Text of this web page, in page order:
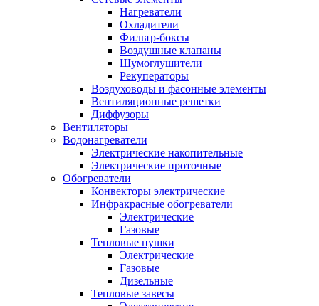
Нагреватели
Охладители
Фильтр-боксы
Воздушные клапаны
Шумоглушители
Рекуператоры
Воздуховоды и фасонные элементы
Вентиляционные решетки
Диффузоры
Вентиляторы
Водонагреватели
Электрические накопительные
Электрические проточные
Обогреватели
Конвекторы электрические
Инфракрасные обогреватели
Электрические
Газовые
Тепловые пушки
Электрические
Газовые
Дизельные
Тепловые завесы